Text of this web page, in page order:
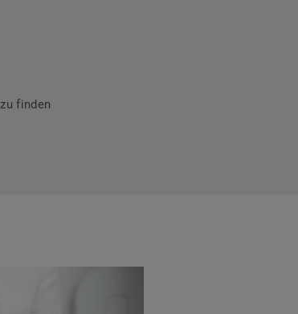
finden